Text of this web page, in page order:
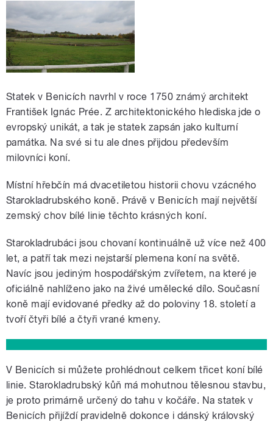
Statek v Benicích navrhl v roce 1750 známý architekt
František Ignác Prée. Z architektonického hlediska jde o
evropský unikát, a tak je statek zapsán jako kulturní
památka. Na své si tu ale dnes přijdou především
milovníci koní.
Místní hřebčín má dvacetiletou historii chovu vzácného
Starokladrubského koně. Právě v Benicích mají největší
zemský chov bílé linie těchto krásných koní.
Starokladrubáci jsou chovaní kontinuálně už více než 400
let, a patří tak mezi nejstarší plemena koní na světě.
Navíc jsou jediným hospodářským zvířetem, na které je
oficiálně nahlíženo jako na živé umělecké dílo. Současní
koně mají evidované předky až do poloviny 18. století a
tvoří čtyři bílé a čtyři vrané kmeny.
V Benicích si můžete prohlédnout celkem třicet koní bílé
linie. Starokladrubský kůň má mohutnou tělesnou stavbu,
je proto primárně určený do tahu v kočáře. Na statek v
Benicích přijíždí pravidelně dokonce i dánský královský